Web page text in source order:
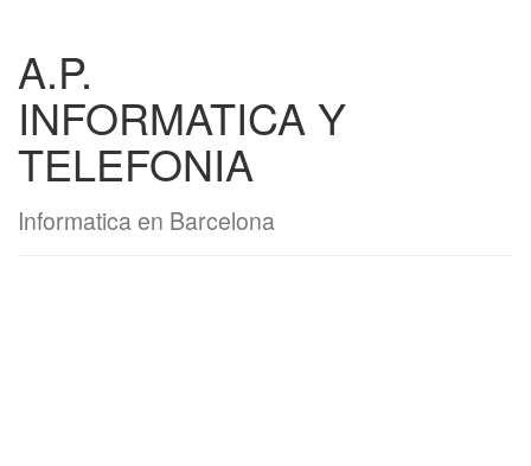
A.P.
INFORMATICA Y
TELEFONIA
Informatica en Barcelona